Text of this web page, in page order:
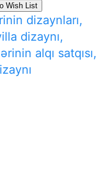
Wish List
dizaynları,
dizaynı,
alqı satqısı,